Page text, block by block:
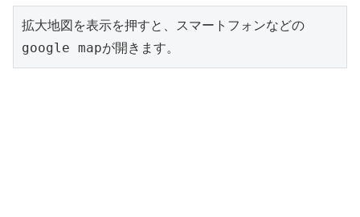
拡大地図を表示を押すと、スマートフォンなどの
google mapが開きます。